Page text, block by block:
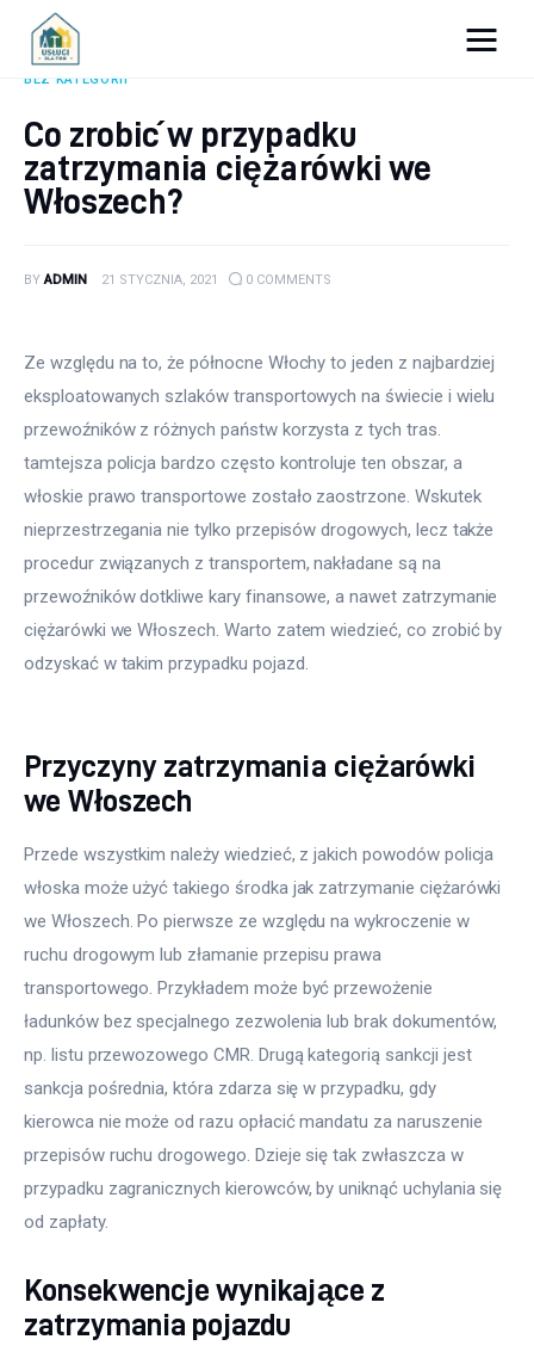
Prowadzenie firmy
Urządzanie biura
Atrakcje
Prawo
Pozostałe
BEZ KATEGORII
Co zrobić w przypadku
zatrzymania ciężarówki we
Włoszech?
BY ADMIN 21 STYCZNIA, 2021 0 COMMENTS
Ze względu na to, że północne Włochy to jeden z najbardziej
eksploatowanych szlaków transportowych na świecie i wielu
przewoźników z różnych państw korzysta z tych tras.
tamtejsza policja bardzo często kontroluje ten obszar, a
włoskie prawo transportowe zostało zaostrzone. Wskutek
nieprzestrzegania nie tylko przepisów drogowych, lecz także
procedur związanych z transportem, nakładane są na
przewoźników dotkliwe kary finansowe, a nawet zatrzymanie
ciężarówki we Włoszech. Warto zatem wiedzieć, co zrobić by
odzyskać w takim przypadku pojazd.
Przyczyny zatrzymania ciężarówki
we Włoszech
Przede wszystkim należy wiedzieć, z jakich powodów policja
włoska może użyć takiego środka jak zatrzymanie ciężarówki
we Włoszech. Po pierwsze ze względu na wykroczenie w
ruchu drogowym lub złamanie przepisu prawa
transportowego. Przykładem może być przewożenie
ładunków bez specjalnego zezwolenia lub brak dokumentów,
np. listu przewozowego CMR. Drugą kategorią sankcji jest
sankcja pośrednia, która zdarza się w przypadku, gdy
kierowca nie może od razu opłacić mandatu za naruszenie
przepisów ruchu drogowego. Dzieje się tak zwłaszcza w
przypadku zagranicznych kierowców, by uniknąć uchylania się
od zapłaty.
Konsekwencje wynikające z
zatrzymania pojazdu